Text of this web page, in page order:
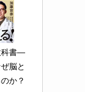
科書―
脳と
か？